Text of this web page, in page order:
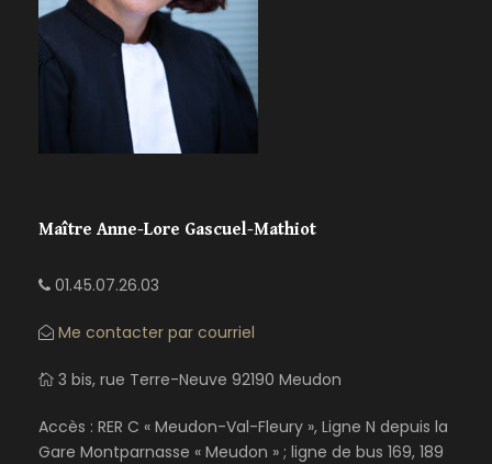
Maître Anne-Lore Gascuel-Mathiot
01.45.07.26.03
Me contacter par courriel
3 bis, rue Terre-Neuve 92190 Meudon
Accès : RER C « Meudon-Val-Fleury », Ligne N depuis la
Gare Montparnasse « Meudon » ; ligne de bus 169, 189